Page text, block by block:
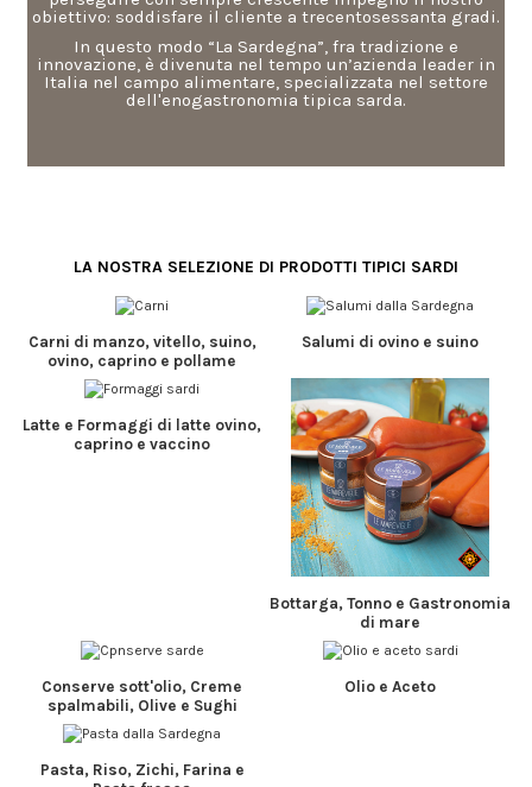
obiettivo: soddisfare il cliente a trecentosessanta gradi.
In questo modo “La Sardegna”, fra tradizione e
innovazione, è divenuta nel tempo un’azienda leader in
Italia nel campo alimentare, specializzata nel settore
dell'enogastronomia tipica sarda.
LA NOSTRA SELEZIONE DI PRODOTTI TIPICI SARDI
Carni di manzo, vitello, suino,
ovino, caprino e pollame
Salumi di ovino e suino
Latte e Formaggi di latte ovino,
caprino e vaccino
Bottarga, Tonno e Gastronomia
di mare
Conserve sott'olio, Creme
spalmabili, Olive e Sughi
Olio e Aceto
Pasta, Riso, Zichi, Farina e